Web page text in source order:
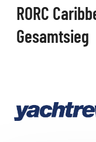
RORC
Gesamtsieg